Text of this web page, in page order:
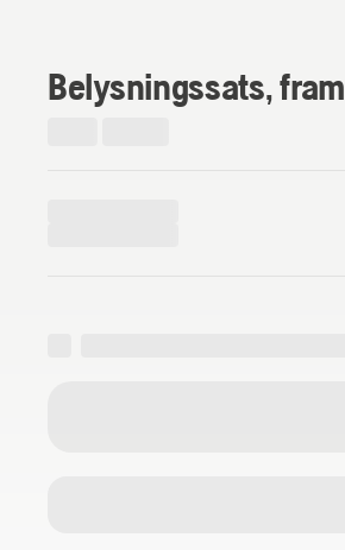
Belysningssats, fram